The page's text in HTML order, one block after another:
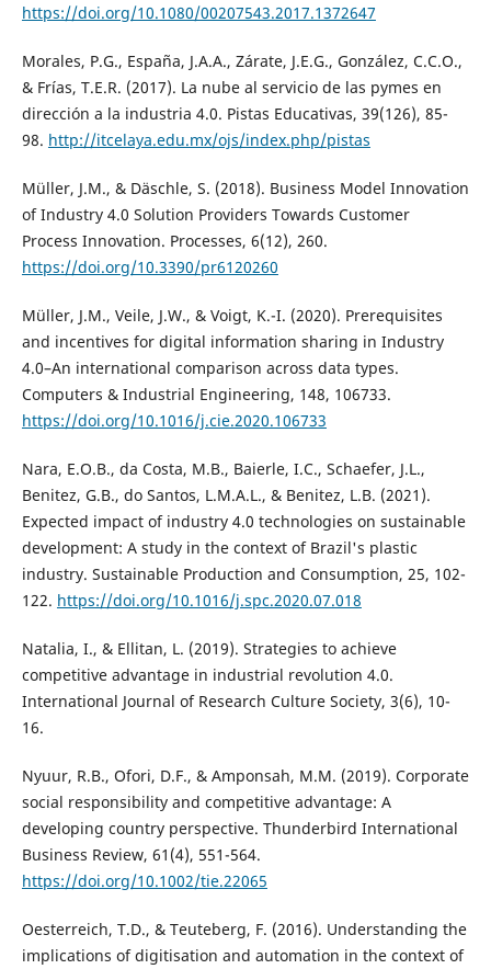
https://doi.org/10.1080/00207543.2017.1372647
Morales, P.G., España, J.A.A., Zárate, J.E.G., González, C.C.O.,
& Frías, T.E.R. (2017). La nube al servicio de las pymes en
dirección a la industria 4.0. Pistas Educativas, 39(126), 85-
98. http://itcelaya.edu.mx/ojs/index.php/pistas
Müller, J.M., & Däschle, S. (2018). Business Model Innovation
of Industry 4.0 Solution Providers Towards Customer
Process Innovation. Processes, 6(12), 260.
https://doi.org/10.3390/pr6120260
Müller, J.M., Veile, J.W., & Voigt, K.-I. (2020). Prerequisites
and incentives for digital information sharing in Industry
4.0–An international comparison across data types.
Computers & Industrial Engineering, 148, 106733.
https://doi.org/10.1016/j.cie.2020.106733
Nara, E.O.B., da Costa, M.B., Baierle, I.C., Schaefer, J.L.,
Benitez, G.B., do Santos, L.M.A.L., & Benitez, L.B. (2021).
Expected impact of industry 4.0 technologies on sustainable
development: A study in the context of Brazil's plastic
industry. Sustainable Production and Consumption, 25, 102-
122. https://doi.org/10.1016/j.spc.2020.07.018
Natalia, I., & Ellitan, L. (2019). Strategies to achieve
competitive advantage in industrial revolution 4.0.
International Journal of Research Culture Society, 3(6), 10-
16.
Nyuur, R.B., Ofori, D.F., & Amponsah, M.M. (2019). Corporate
social responsibility and competitive advantage: A
developing country perspective. Thunderbird International
Business Review, 61(4), 551-564.
https://doi.org/10.1002/tie.22065
Oesterreich, T.D., & Teuteberg, F. (2016). Understanding the
implications of digitisation and automation in the context of